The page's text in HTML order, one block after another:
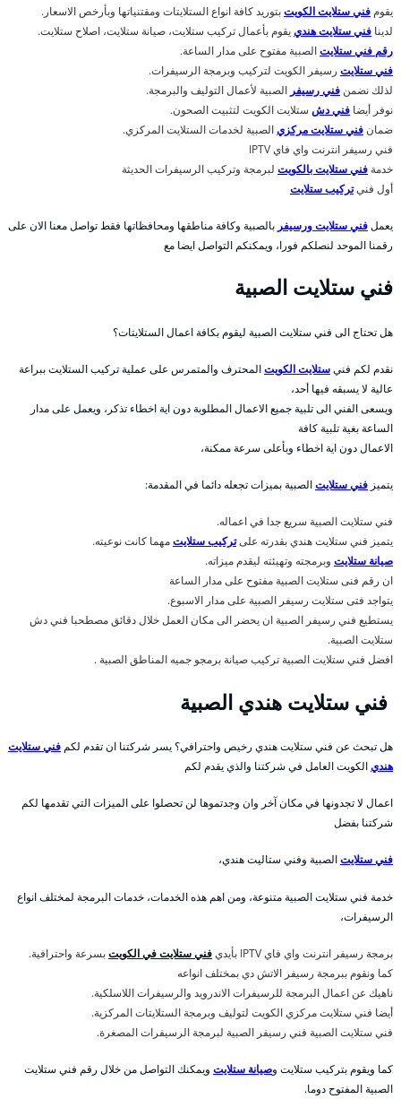
يقوم فني ستلايت الكويتبتوريد كافة انواع الستلايتات ومقتنياتها وبأرخص الاسعار.
لدينا فني ستلايت هندييقوم بأعمال تركيب ستلايت، صيانة ستلايت، اصلاح ستلايت.
رقم فني ستلايتالصبية مفتوح على مدار الساعة.
فني ستلايت رسيفر الكويت لتركيب وبرمجة الرسيفرات.
لذلك نضمن فني رسيفر الصبية لأعمال التوليف والبرمجة.
نوفر أيضا فني دش ستلايت الكويت لتثبيت الصحون.
ضمان فني ستلايت مركزيالصبية لخدمات الستلايت المركزي.
فني رسيفر انترنت واي فاي IPTV
خدمة فني ستلايت بالكويت لبرمجة وتركيب الرسيفرات الحديثة
أول فنيتركيب ستلايت
يعملفني ستلايت ورسيفر بالصبية وكافة مناطقها ومحافظاتها فقط تواصل معنا الان على
رقمنا الموحد لنصلكم فورا، ويمكنكم التواصل ايضا مع
فني ستلايت الصبية
هل تحتاج الى فني ستلايت الصبية ليقوم بكافة اعمال الستلايتات؟
نقدم لكم فنيستلايت الكويتالمحترف والمتمرس على عملية تركيب الستلايت ببراعة
عالية لا يسبقه فيها أحد،
ويسعى الفني الى تلبية جميع الاعمال المطلوبة دون اية اخطاء تذكر، ويعمل على مدار
الساعة بغية تلبية كافة
الاعمال دون اية اخطاء وبأعلى سرعة ممكنة،
يتميز فني ستلايتالصبية بميزات تجعله دائما في المقدمة:
فني ستلايت الصبية سريع جدا في اعماله.
يتميز فني ستلايت هندي بقدرته علىتركيب ستلايتمهما كانت نوعيته.
صيانة ستلايت وبرمجته وتهيئته ليقدم ميزاته.
ان رقم فنى ستلايت الصبية مفتوح على مدار الساعة
يتواجد فتى ستلايت رسيفر الصبية على مدار الاسبوع.
يستطيع فني رسيفر الصبية ان يحضر الى مكان العمل خلال دقائق مصطحبا فني دش
ستلايت الصبية.
افضل فني ستلايت الصبية تركيب صيانة برمجو جميه المناطق الصبية .
فني ستلايت هندي الصبية
هل تبحث عن فني ستلايت هندي رخيص واحترافي؟ يسر شركتنا ان تقدم لكم فني ستلايت
هنديالكويت العامل في شركتنا والذي يقدم لكم
اعمال لا تجدونها في مكان آخر وان وجدتموها لن تحصلوا على الميزات التي تقدمها لكم
شركتنا بفضل
فني ستلايتالصبية وفني ستاليت هندي،
خدمة فني ستلايت الصبية متنوعة، ومن اهم هذه الخدمات، خدمات البرمجة لمختلف انواع
الرسيفرات،
برمجة رسيفر انترنت واي فاي IPTV بأيدي فني ستلايت في الكويتبسرعة واحترافية.
كما ونقوم ببرمجة رسيفر الاتش دي بمختلف انواعه
ناهيك عن اعمال البرمجة للرسيفرات الاندرويد والرسيفرات اللاسلكية.
أيضا فني ستلايت مركزي الكويت لتوليف وبرمجة الستلايتات المركزية.
فني ستلايت الصبية فني رسيفر الصبية لبرمجة الرسيفرات المصغرة.
كما ويقوم بتركيب ستلايت وصيانة ستلايت ويمكنك التواصل من خلال رقم فني ستلايت
الصبية المفتوح دوما.